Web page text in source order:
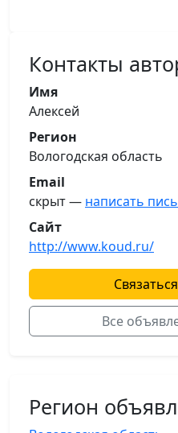
Контакты
Имя
Алексей
Регион
Вологодская область
Email
скрыт — написать
Сайт
http://www.koud.ru/
Все
Регион